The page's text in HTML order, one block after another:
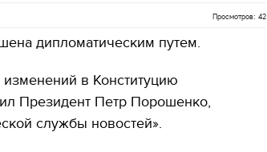
Просмотров: 42
дипломатическим путем.
в Конституцию
Президент Петр Порошенко,
службы новостей».